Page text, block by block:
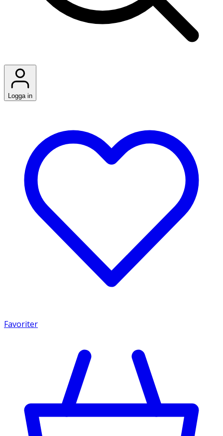
Logga in
Favoriter